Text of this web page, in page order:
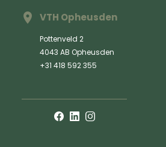
VTH Opheusden
Pottenveld 2
4043 AB Opheusden
+31 418 592 355